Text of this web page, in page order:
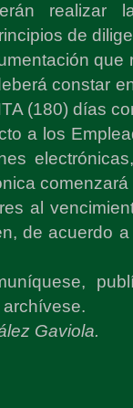
realizar
de
que
constar
(180) días
a los
al
de acuerdo
archívese.
Gaviola.